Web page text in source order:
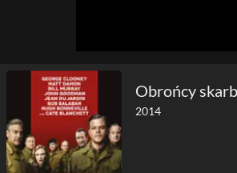
Obrońcy
2014